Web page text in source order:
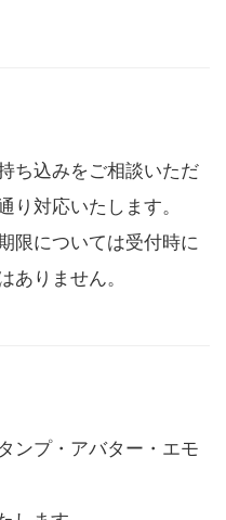
ち込みをご相談いただ
り対応いたします。
限については受付時に
ありません。
ンプ・アバター・エモ